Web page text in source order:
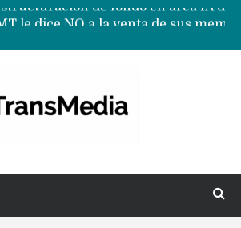
Apple dice que más ex empleados se llevaron datos confidenciales a OpenAI